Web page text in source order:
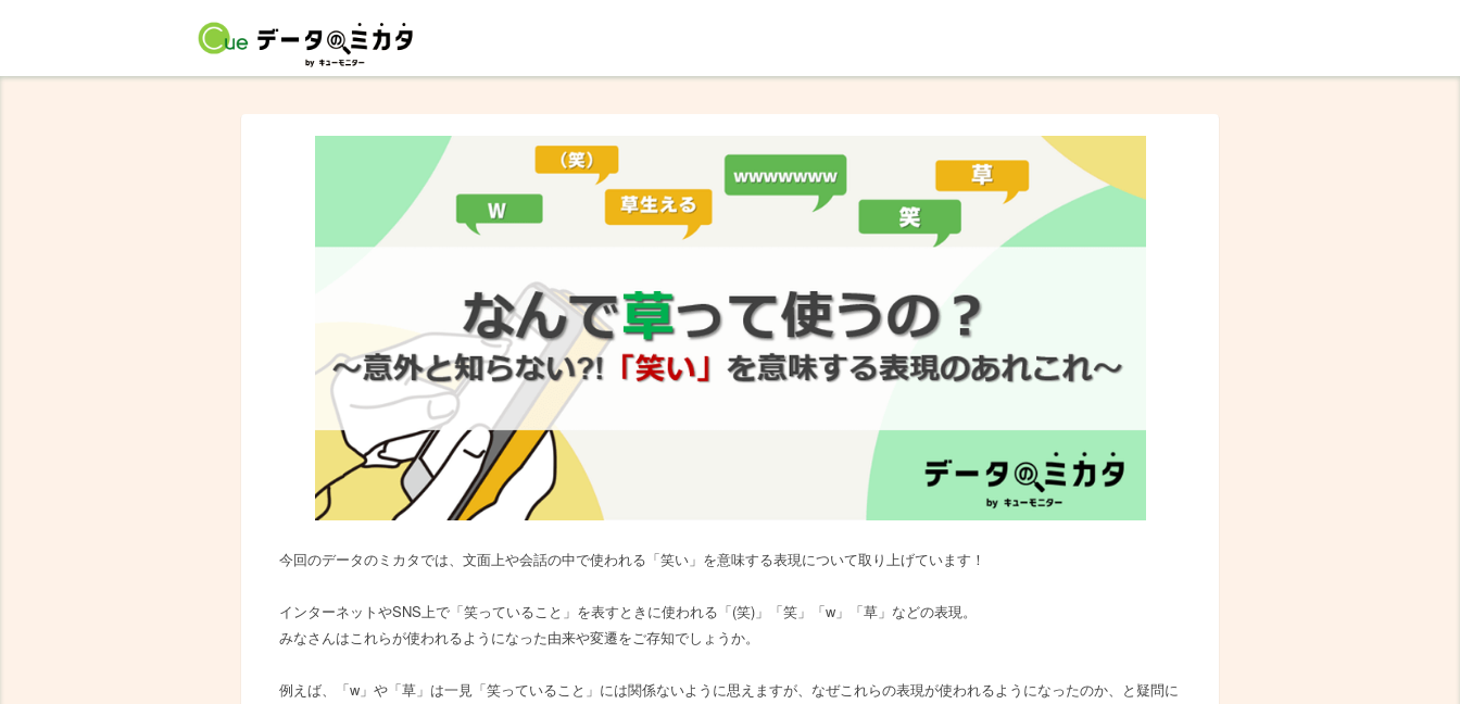
今回のデータのミカタでは、文面上や会話の中で使われる「笑い」を意味する表現について取り上げています！
インターネットやSNS上で「笑っていること」を表すときに使われる「(笑)」「笑」「w」「草」などの表現。
みなさんはこれらが使われるようになった由来や変遷をご存知でしょうか。
例えば、「w」や「草」は一見「笑っていること」には関係ないように思えますが、なぜこれらの表現が使われるようになったのか、と疑問に